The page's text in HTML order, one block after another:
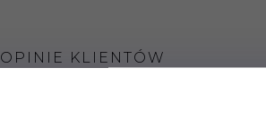
OPINIE KLIENTÓW